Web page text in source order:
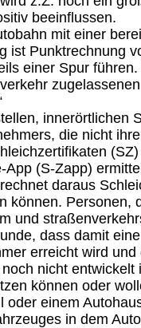
beeinflussen.
mit einer
ist Punktrechnung
einer Spur
die nicht
(S-Zapp)
daraus
können.
und
dass damit
erreicht wird
nicht
können oder
einem
in dem